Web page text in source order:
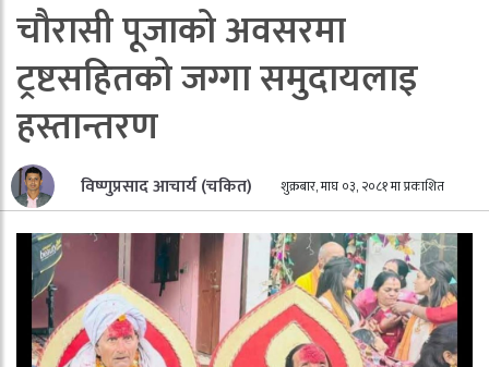
चौरासी पूजाको अवसरमा
ट्रष्टसहितको जग्गा समुदायलाइ
हस्तान्तरण
विष्णुप्रसाद आचार्य (चकित) शुक्रबार, माघ ०३, २०८१ मा प्रकाशित